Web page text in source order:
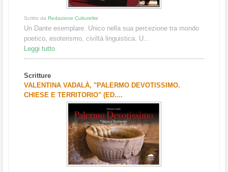
Scritto da Redazione Culturelite
Un Dante esemplare. Unico nella sua percezione tra mondo
poetico, esoterismo, civiltà linguistica. U...
Leggi tutto
Scritture
VALENTINA VADALÀ, "PALERMO DEVOTISSIMO.
CHIESE E TERRITORIO" (ED....